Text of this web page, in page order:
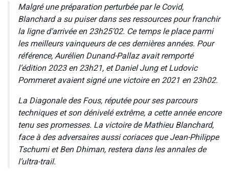
Malgré une préparation perturbée par le Covid,
Blanchard a su puiser dans ses ressources pour franchir
la ligne d’arrivée en 23h25’02. Ce temps le place parmi
les meilleurs vainqueurs de ces dernières années. Pour
référence, Aurélien Dunand-Pallaz avait remporté
l’édition 2023 en 23h21, et Daniel Jung et Ludovic
Pommeret avaient signé une victoire en 2021 en 23h02.
La Diagonale des Fous, réputée pour ses parcours
techniques et son dénivelé extrême, a cette année encore
tenu ses promesses. La victoire de Mathieu Blanchard,
face à des adversaires aussi coriaces que Jean-Philippe
Tschumi et Ben Dhiman, restera dans les annales de
l’ultra-trail.